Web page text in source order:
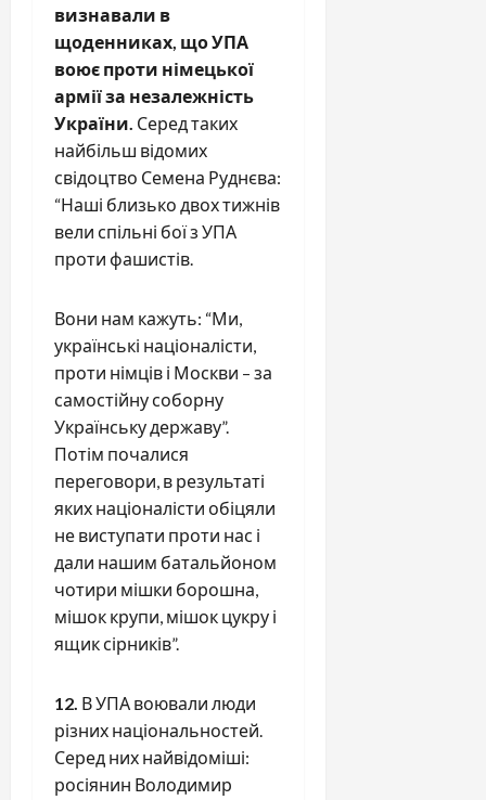
визнавали в
щоденниках, що УПА
воює проти німецької
армії за незалежність
України. Серед таких
найбільш відомих
свідоцтво Семена Руднєва:
“Наші близько двох тижнів
вели спільні бої з УПА
проти фашистів.
Вони нам кажуть: “Ми,
українські націоналісти,
проти німців і Москви – за
самостійну соборну
Українську державу”.
Потім почалися
переговори, в результаті
яких націоналісти обіцяли
не виступати проти нас і
дали нашим батальйоном
чотири мішки борошна,
мішок крупи, мішок цукру і
ящик сірників”.
12. В УПА воювали люди
різних національностей.
Серед них найвідоміші:
росіянин Володимир